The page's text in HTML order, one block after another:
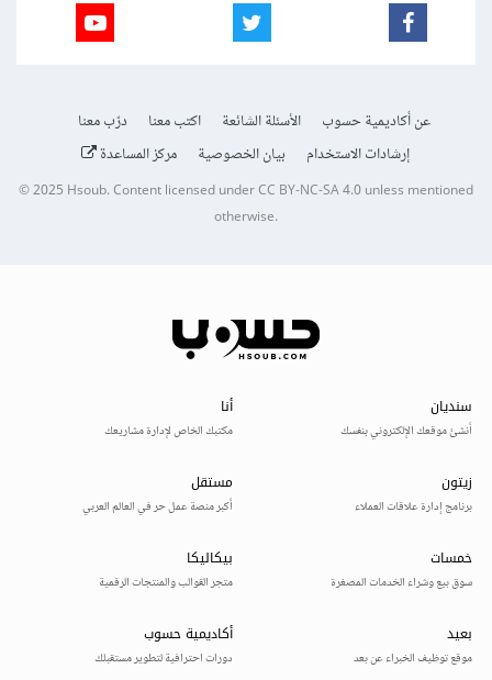
عن أكاديمية حسوب الأسئلة الشائعة اكتب معنا
درّب معنا
إرشادات الاستخدام
بيان الخصوصية مركز المساعدة
© 2025Hsoub.Content licensed underCC BY-NC-SA 4.0unless mentioned
otherwise.